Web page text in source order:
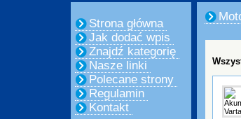
Strona główna
Jak dodać wpis
Znajdź kategorię
Nasze linki
Polecane strony
Regulamin
Kontakt